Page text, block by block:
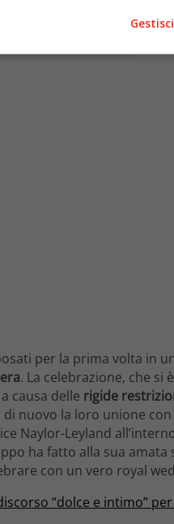
per la prima volta in
. La celebrazione, che si
causa delle rigide
nuovo la loro unione
Naylor-Leyland
ha fatto alla sua amata
con un vero royal
“dolce e intimo”